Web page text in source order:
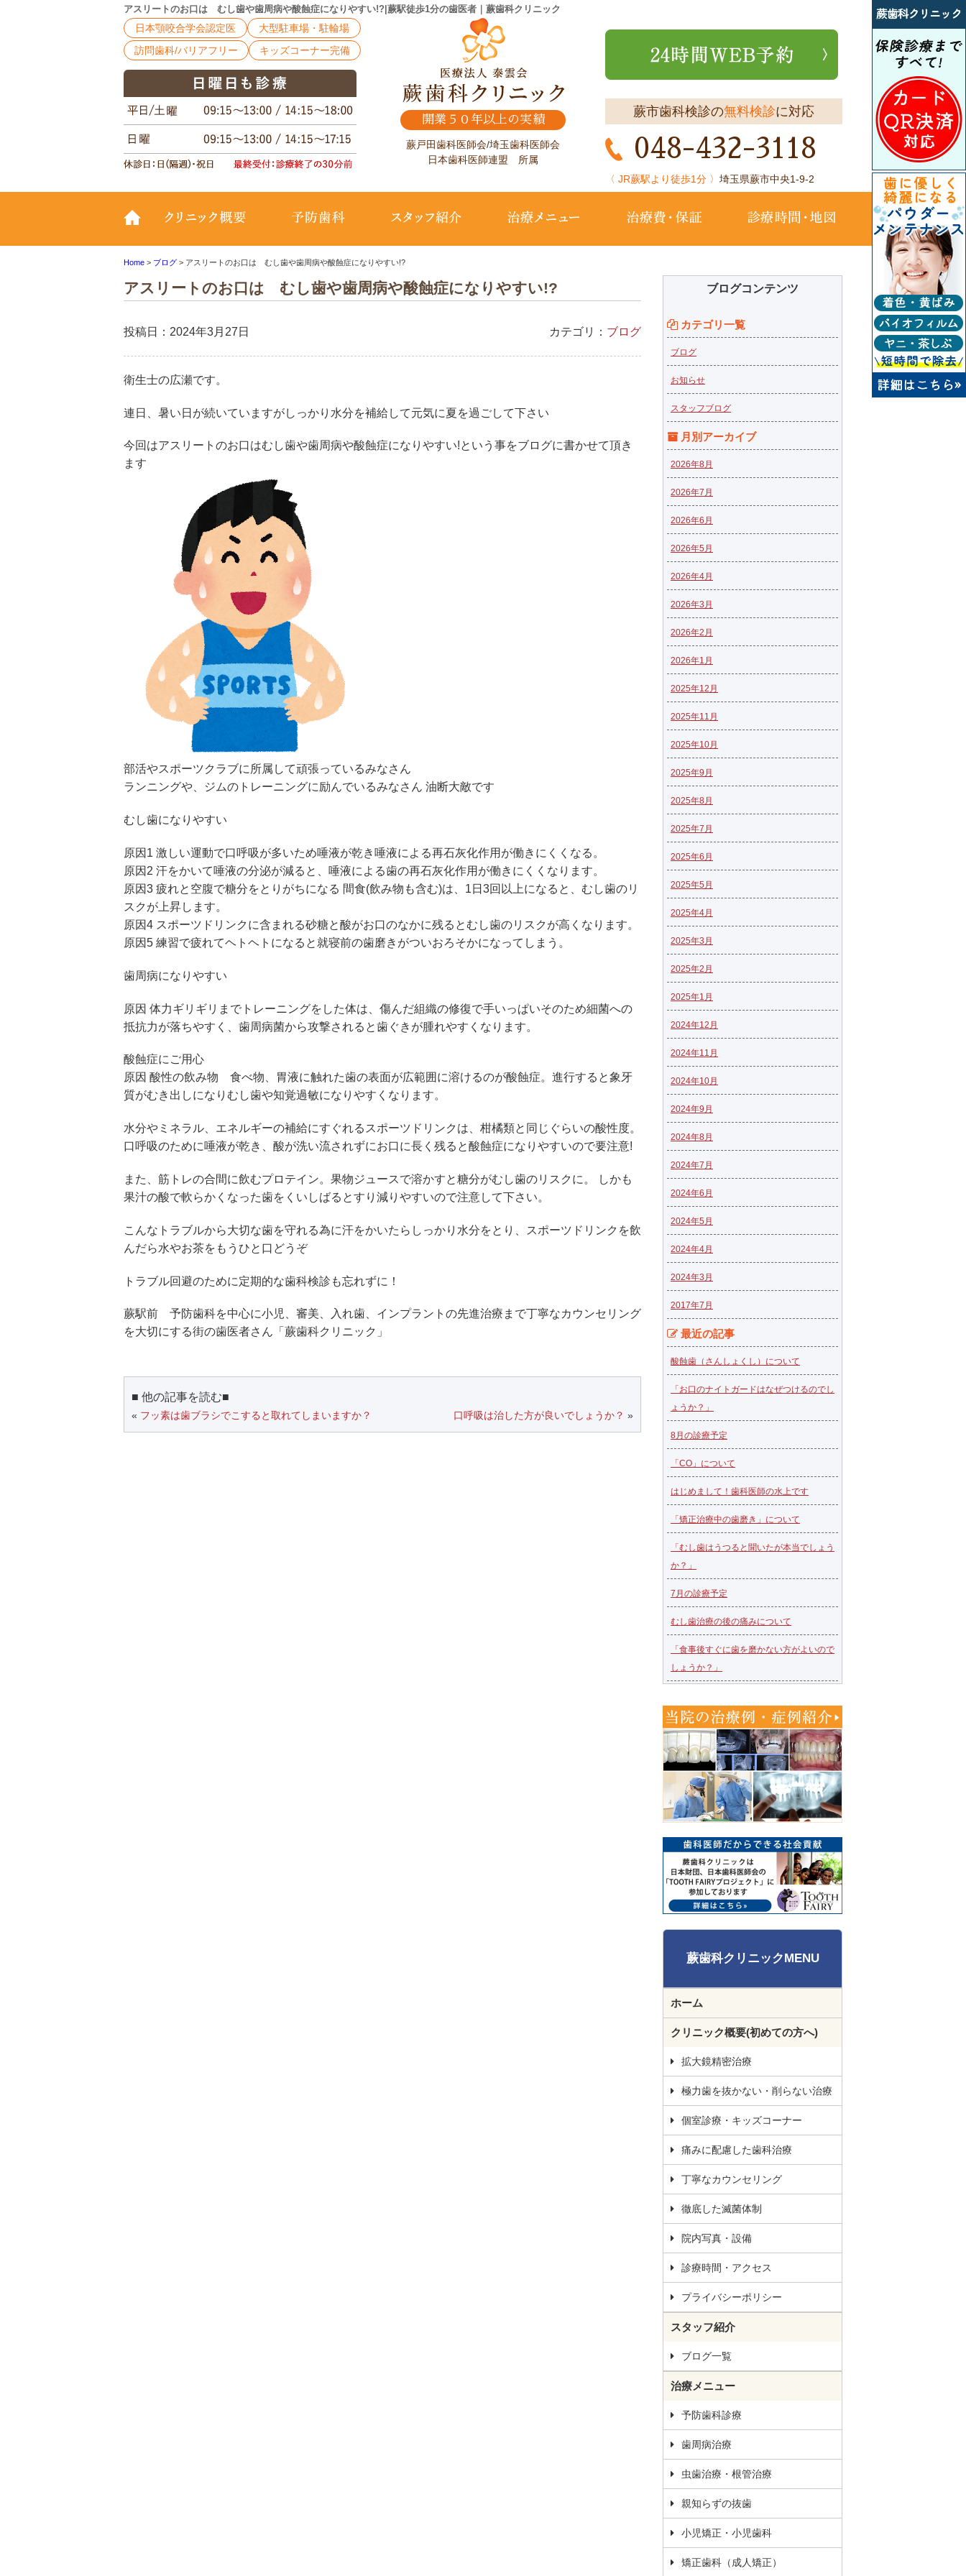
アスリートのお口は むし歯や歯周病や酸蝕症になりやすい!?|蕨駅徒歩1分の歯医者｜蕨歯科クリニック
日本顎咬合学会認定医
大型駐車場・駐輪場
訪問歯科/バリアフリー
キッズコーナー完備
開業５０年以上の実績
蕨戸田歯科医師会/埼玉歯科医師会
日本歯科医師連盟 所属
蕨市歯科検診の無料検診に対応
048-432-3118
〈 JR蕨駅より徒歩1分 〉 埼玉県蕨市中央1-9-2
TOP クリニック概要(初めての方へ)
予防歯科 スタッフ紹介 治療メニュー 治療費・保証 診療時間・地図
Home > ブログ > アスリートのお口は むし歯や歯周病や酸蝕症になりやすい!?
アスリートのお口は むし歯や歯周病や酸蝕症になりやすい!?
投稿日：2024年3月27日 カテゴリ： ブログ
衛生士の広瀬です。
連日、暑い日が続いていますがしっかり水分を補給して元気に夏を過ごして下さい
今回はアスリートのお口はむし歯や歯周病や酸蝕症になりやすい!という事をブログに書かせて頂き
ます
部活やスポーツクラブに所属して頑張っているみなさん
ランニングや、ジムのトレーニングに励んでいるみなさん 油断大敵です
むし歯になりやすい
原因1 激しい運動で口呼吸が多いため唾液が乾き唾液による再石灰化作用が働きにくくなる。
原因2 汗をかいて唾液の分泌が減ると、唾液による歯の再石灰化作用が働きにくくなります。
原因3 疲れと空腹で糖分をとりがちになる 間食(飲み物も含む)は、1日3回以上になると、むし歯のリ
スクが上昇します。
原因4 スポーツドリンクに含まれる砂糖と酸がお口のなかに残るとむし歯のリスクが高くなります。
原因5 練習で疲れてヘトヘトになると就寝前の歯磨きがついおろそかになってしまう。
歯周病になりやすい
原因 体力ギリギリまでトレーニングをした体は、傷んだ組織の修復で手いっぱいそのため細菌への
抵抗力が落ちやすく、歯周病菌から攻撃されると歯ぐきが腫れやすくなります。
酸蝕症にご用心
原因 酸性の飲み物 食べ物、胃液に触れた歯の表面が広範囲に溶けるのが酸蝕症。進行すると象牙
質がむき出しになりむし歯や知覚過敏になりやすくなります。
水分やミネラル、エネルギーの補給にすぐれるスポーツドリンクは、柑橘類と同じぐらいの酸性度。
口呼吸のために唾液が乾き、酸が洗い流されずにお口に長く残ると酸蝕症になりやすいので要注意!
また、筋トレの合間に飲むプロテイン。果物ジュースで溶かすと糖分がむし歯のリスクに。 しかも
果汁の酸で軟らかくなった歯をくいしばるとすり減りやすいので注意して下さい。
こんなトラブルから大切な歯を守れる為に汗をかいたらしっかり水分をとり、スポーツドリンクを飲
んだら水やお茶をもうひと口どうぞ
トラブル回避のために定期的な歯科検診も忘れずに！
蕨駅前 予防歯科を中心に小児、審美、入れ歯、インプラントの先進治療まで丁寧なカウンセリング
を大切にする街の歯医者さん「蕨歯科クリニック」
■ 他の記事を読む■
« フッ素は歯ブラシでこすると取れてしまいますか？ 口呼吸は治した方が良いでしょうか？ »
ブログコンテンツ
カテゴリ一覧
ブログ
お知らせ
スタッフブログ
月別アーカイブ
2026年8月
2026年7月
2026年6月
2026年5月
2026年4月
2026年3月
2026年2月
2026年1月
2025年12月
2025年11月
2025年10月
2025年9月
2025年8月
2025年7月
2025年6月
2025年5月
2025年4月
2025年3月
2025年2月
2025年1月
2024年12月
2024年11月
2024年10月
2024年9月
2024年8月
2024年7月
2024年6月
2024年5月
2024年4月
2024年3月
2017年7月
最近の記事
酸蝕歯（さんしょくし）について
「お口のナイトガードはなぜつけるのでし
ょうか？」
8月の診療予定
「CO」について
はじめまして！歯科医師の水上です
「矯正治療中の歯磨き」について
「むし歯はうつると聞いたが本当でしょう
か？」
7月の診療予定
むし歯治療の後の痛みについて
「食事後すぐに歯を磨かない方がよいので
しょうか？」
蕨歯科クリニックMENU
ホーム
クリニック概要(初めての方へ)
拡大鏡精密治療
極力歯を抜かない・削らない治療
個室診療・キッズコーナー
痛みに配慮した歯科治療
丁寧なカウンセリング
徹底した滅菌体制
院内写真・設備
診療時間・アクセス
プライバシーポリシー
スタッフ紹介
ブログ一覧
治療メニュー
予防歯科診療
歯周病治療
虫歯治療・根管治療
親知らずの抜歯
小児矯正・小児歯科
矯正歯科（成人矯正）